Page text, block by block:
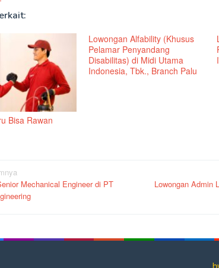
Bisa Rawan
Lowongan Alfability (Khusus
Pelamar Penyandang
Disabilitas) di Midi Utama
Indonesia, Tbk., Branch Palu
Mechanical Engineer di PT
Lowongan Admin